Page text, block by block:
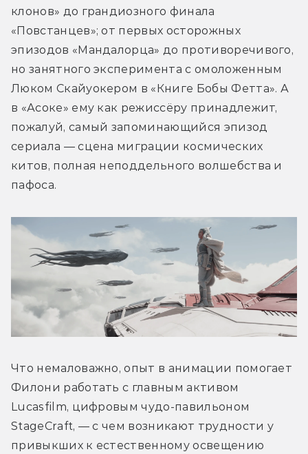
клонов» до грандиозного финала
«Повстанцев»; от первых осторожных
эпизодов «Мандалорца» до противоречивого,
но занятного эксперимента с омоложенным
Люком Скайуокером в «Книге Бобы Фетта». А
в «Асоке» ему как режиссёру принадлежит,
пожалуй, самый запоминающийся эпизод
сериала — сцена миграции космических
китов, полная неподдельного волшебства и
пафоса.
Что немаловажно, опыт в анимации помогает
Филони работать с главным активом
Lucasfilm, цифровым чудо-павильоном
StageСraft, — с чем возникают трудности у
привыкших к естественному освещению